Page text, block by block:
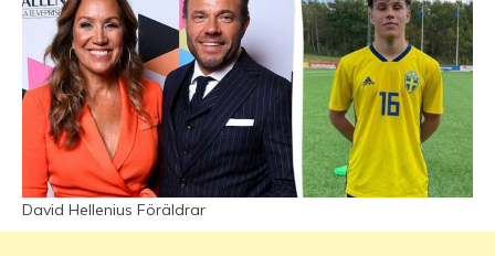
David Hellenius Föräldrar